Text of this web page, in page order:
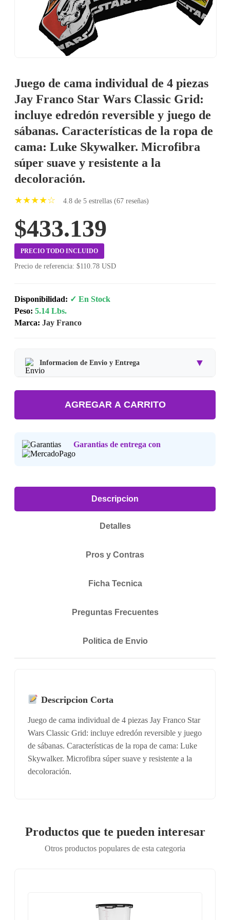
Juego de cama individual de 4 piezas
Jay Franco Star Wars Classic Grid:
incluye edredón reversible y juego de
sábanas. Características de la ropa de
cama: Luke Skywalker. Microfibra
súper suave y resistente a la
decoloración.
★★★★☆ 4.8 de 5 estrellas (67 reseñas)
$433.139
PRECIO TODO INCLUIDO
Precio de referencia: $110.78 USD
Disponibilidad: ✓ En Stock
Peso: 5.14 Lbs.
Marca: Jay Franco
Informacion de Envio y Entrega ▼
Tipo de producto:Producto Importado.
Tiempo de entrega:Estimado de 7 a 15 dias habiles.
Consulta nuestra Politica de Devoluciones.
AGREGAR A CARRITO
Garantias de entrega con
Descripcion
Detalles
Pros y Contras
Ficha Tecnica
Preguntas Frecuentes
Politica de Envio
Descripcion Corta
Juego de cama individual de 4 piezas Jay Franco Star
Wars Classic Grid: incluye edredón reversible y juego
de sábanas. Características de la ropa de cama: Luke
Skywalker. Microfibra súper suave y resistente a la
decoloración.
Productos que te pueden interesar
Otros productos populares de esta categoria